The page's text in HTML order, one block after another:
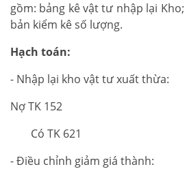
gồm: bảng kê vật tư nhập lại Kho;
bản kiểm kê số lượng.
Hạch toán:
- Nhập lại kho vật tư xuất thừa:
Nợ TK 152
Có TK 621
- Điều chỉnh giảm giá thành: